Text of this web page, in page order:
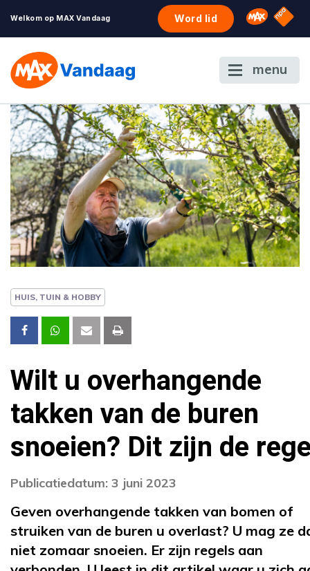
Welkom op MAX Vandaag Word lid Omroep
NPO
menu
HUIS, TUIN & HOBBY
Wilt u overhangende
takken van de buren
snoeien? Dit zijn de
Publicatiedatum: 3 juni 2023
Geven overhangende takken van bomen of
struiken van de buren u overlast? U mag ze
niet zomaar snoeien. Er zijn regels aan